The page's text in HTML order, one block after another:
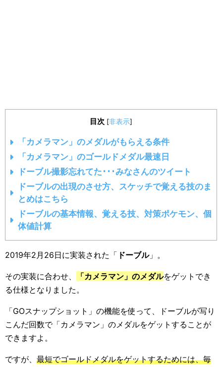
目次 [非表示]
「カメラマン」のメダルがもらえる条件
「カメラマン」のゴールドメダル最速日
ドーブル撮影忘れてた･･･みなさんのツイート
ドーブルの出現のさせ方、スケッチで覚える技のま
とめはこちら
ドーブルの基本情報、覚える技、対策ポケモン、個
体値計算
2019年2月26日に実装された「 ドーブル」。
その実装に合わせ、 「カメラマン」のメダルをゲットでき
る仕様となりました。
「GOスナップショット」の機能を使って、ドーブルが写り
こんだ回数で「カメラマン」のメダルをゲットすることが
できますよ。
ですが、 最短でゴールドメダルをゲットするためには、毎